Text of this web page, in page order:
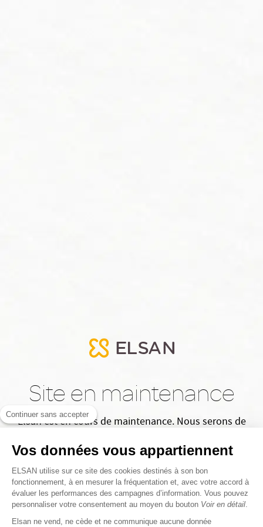
Continuer sans accepter
Vos données vous appartiennent
ELSAN utilise sur ce site des cookies destinés à son bon
fonctionnement, à en mesurer la fréquentation et, avec votre accord à
évaluer les performances des campagnes d’information. Vous pouvez
personnaliser votre consentement au moyen du bouton Voir en détail
Elsan ne vend, ne cède et ne communique aucune donnée
Site en maintenance
Elsan est en cours de maintenance. Nous serons de